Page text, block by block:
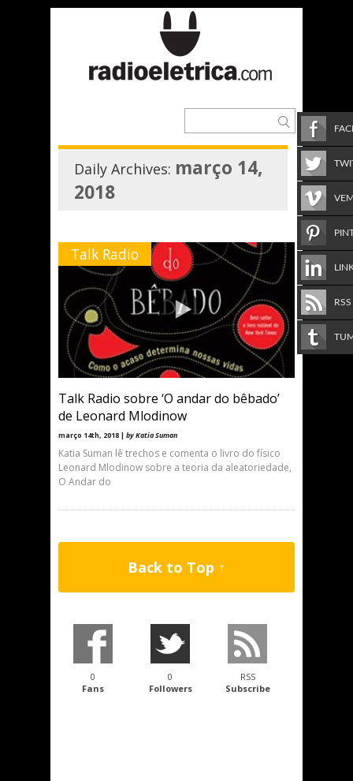
Daily Archives: março 14,
2018
Talk Radio
Talk Radio sobre ‘O andar do bêbado’
de Leonard Mlodinow
março 14th, 2018 | by Katia Suman
Katia Suman lê trechos e comenta o livro do físico
Leonard Mlodinow sobre a teoria da aleatoriedade,
O Andar do
Back to Top ↑
0
Fans
0
Followers
RSS
Subscribe
RSS